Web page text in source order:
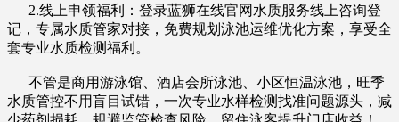
2.线上申领福利：登录蓝狮在线官网水质服务线上咨询登
记，专属水质管家对接，免费规划泳池运维优化方案，享受全
套专业水质检测福利。
不管是商用游泳馆、酒店会所泳池、小区恒温泳池，旺季
水质管控不用盲目试错，一次专业水样检测找准问题源头，减